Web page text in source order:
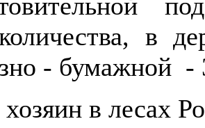
в
- бумажной -
в лесах